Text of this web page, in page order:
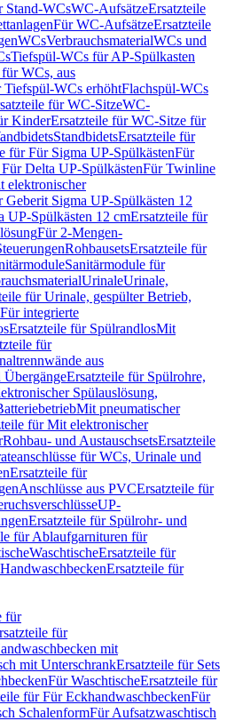
Stand-WCsWC-AufsätzeErsatzteile
Für WC-AufsätzeErsatzteile
WCsVerbrauchsmaterialWCs und
Tiefspül-WCs für AP-Spülkasten
WCs, aus
Tiefspül-WCs erhöhtFlachspül-WCs
für WC-SitzeWC-
KinderErsatzteile für WC-Sitze für
StandbidetsErsatzteile für
für Für Sigma UP-SpülkästenFür
Delta UP-SpülkästenFür Twinline
elektronischer
Sigma UP-Spülkästen 12
UP-Spülkästen 12 cmErsatzteile für
Für 2-Mengen-
RohbausetsErsatzteile für
Sanitärmodule für
UrinaleUrinale,
für Urinale, gespülter Betrieb,
Für integrierte
Ersatzteile für SpülrandlosMit
für
aus
ÜbergängeErsatzteile für Spülrohre,
Spülauslösung,
Mit pneumatischer
für Mit elektronischer
Rohbau- und AustauschsetsErsatzteile
für WCs, Urinale und
Ersatzteile für
Anschlüsse aus PVCErsatzteile für
UP-
Ersatzteile für Spülrohr- und
für Ablaufgarnituren für
WaschtischeErsatzteile für
HandwaschbeckenErsatzteile für
für
für
mit
mit UnterschrankErsatzteile für Sets
Für WaschtischeErsatzteile für
für Für EckhandwaschbeckenFür
SchalenformFür Aufsatzwaschtisch